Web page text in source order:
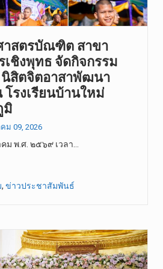
าสตรบัณฑิต สาขา
เชิงพุทธ จัดกิจกรรม
นิสิตจิตอาสาพัฒนา
โรงเรียนบ้านใหม่
มิ
ม 09, 2026
ม พ.ศ. ๒๕๖๙ เวลา…
, ข่าวประชาสัมพันธ์